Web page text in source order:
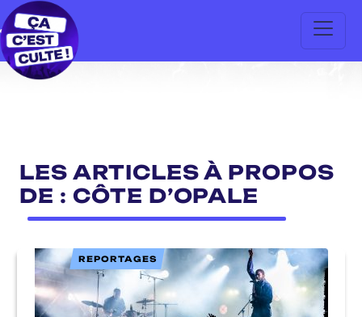
LES ARTICLES À PROPOS
DE : CÔTE D’OPALE
REPORTAGES